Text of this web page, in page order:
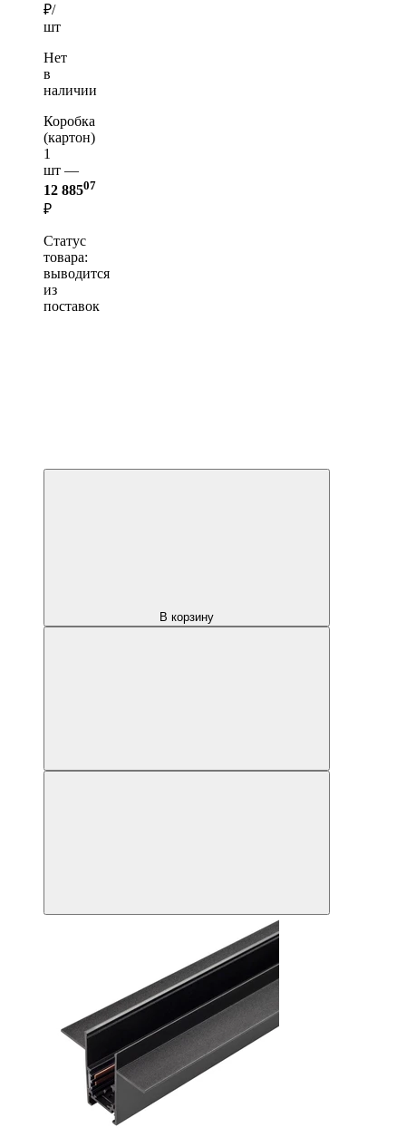
₽/
шт
Нет
в
наличии
Коробка
(картон)
1
шт —
12 88507
₽
Статус
товара:
выводится
из
поставок
В корзину